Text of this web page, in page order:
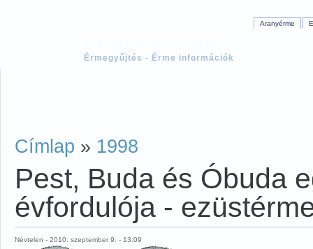
Érmegyűjtés - Érme információk
Aranyérme
Címlap » 1998
Pest, Buda és Óbuda
évfordulója -
Névtelen - 2010. szeptember 9. - 13:09